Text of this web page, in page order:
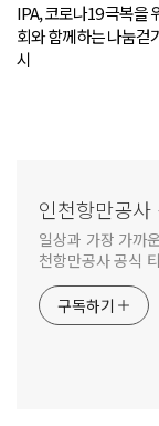
IPA, 코로나19 극복을
회와 함께하는 나눔걷
시
인천항만공사
일상과 가장 가까
천항만공사 공식
구독하기